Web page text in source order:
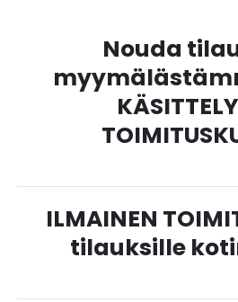
Nouda
ILMAINEN
tilauksille